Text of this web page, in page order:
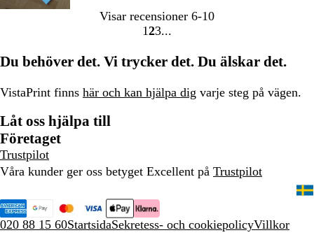
Visar recensioner 6-10
gå
sidan
1 gå
sidan
2gå
sidan
3
Du behöver det. Vi trycker det. Du älskar det.
VistaPrint finns här och kan hjälpa dig varje steg på vägen.
Låt oss hjälpa till
Företaget
Trustpilot
Våra kunder ger oss betyget Excellent på Trustpilot
020 88 15 60StartsidaSekretess- och cookiepolicyVillkor